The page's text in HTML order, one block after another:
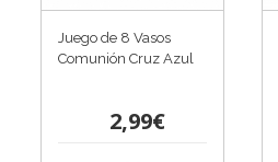
Juego de 8 Vasos
Comunión Cruz Azul
2,99€